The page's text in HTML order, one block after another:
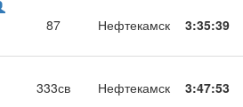
87 Нефтекамск 3:35:39
333св Нефтекамск 3:47:53